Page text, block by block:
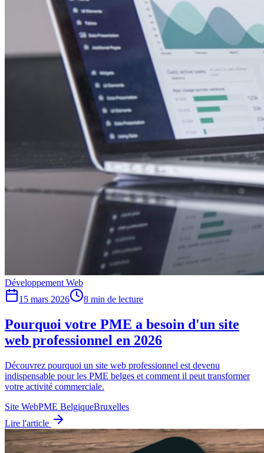
Développement Web
15 mars 2026
8 min de lecture
Pourquoi votre PME a besoin d'un site
web professionnel en 2026
Découvrez pourquoi un site web professionnel est devenu
indispensable pour les PME belges et comment il peut transformer
votre activité commerciale.
Site WebPME BelgiqueBruxelles
Lire l'article